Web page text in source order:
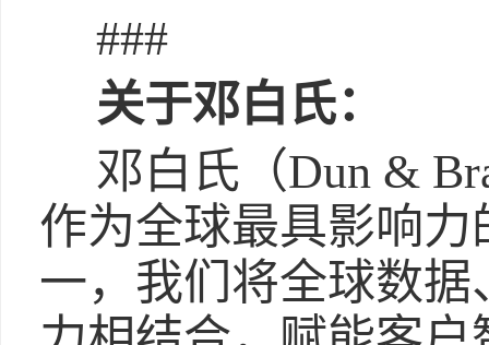
###
关于邓白氏：
邓白氏（Dun &
作为全球最具影响
一，我们将全球数